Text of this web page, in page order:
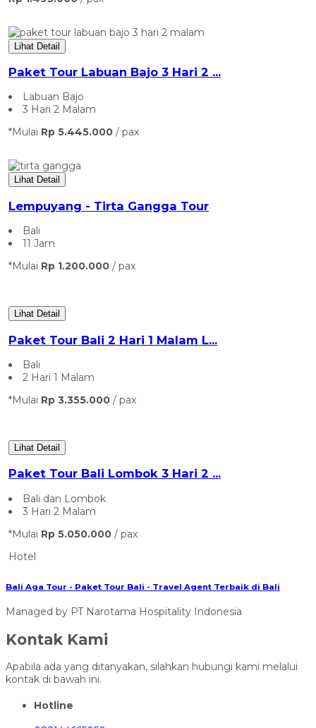
Bali Aga Tour - Paket Tour Bali - Travel Agent Terbaik di Bali
Managed by PT Narotama Hospitality Indonesia
Kontak Kami
Apabila ada yang ditanyakan, silahkan hubungi kami melalui
kontak di bawah ini.
Hotline